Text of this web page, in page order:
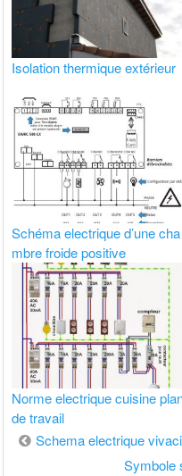
Isolation thermique extérieur
Schéma electrique d’une cha
mbre froide positive
Norme electrique cuisine
de travail
Navigation
Schema electrique
Symbole